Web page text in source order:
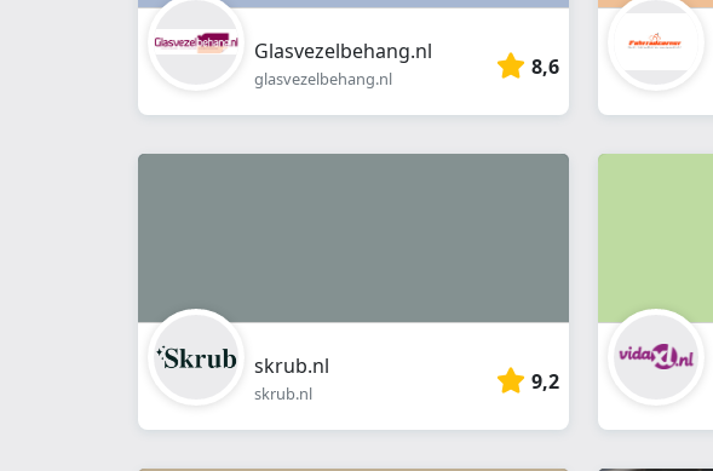
Glasvezelbehang.nl
glasvezelbehang.nl 8,6
skrub.nl
skrub.nl 9,2